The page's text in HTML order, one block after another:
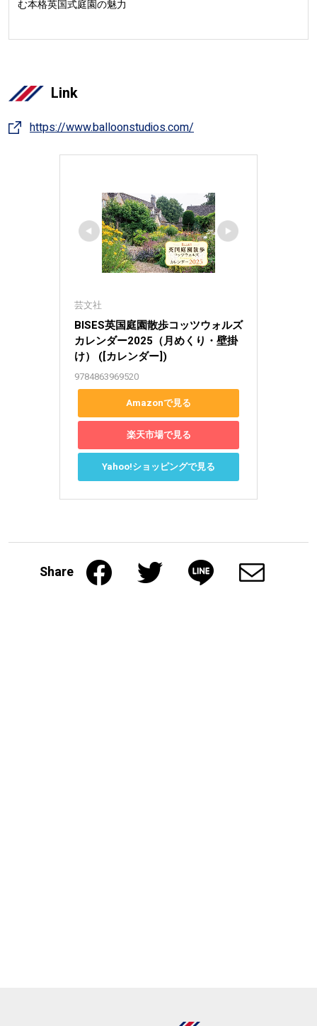
む本格英国式庭園の魅力
Link
https://www.balloonstudios.com/
芸文社
BISES英国庭園散歩コッツウォルズ
カレンダー2025（月めくり・壁掛
け） ([カレンダー])
9784863969520
Amazonで見る
楽天市場で見る
Yahoo!ショッピングで見る
Share